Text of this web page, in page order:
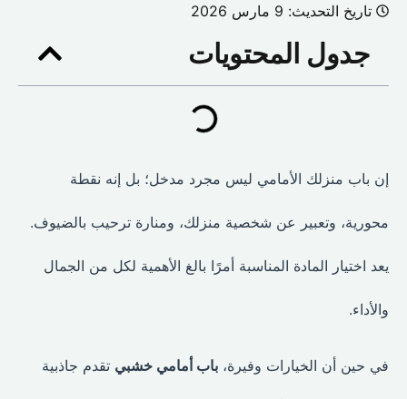
تاريخ التحديث: 9 مارس 2026
جدول المحتويات
إن باب منزلك الأمامي ليس مجرد مدخل؛ بل إنه نقطة
محورية، وتعبير عن شخصية منزلك، ومنارة ترحيب بالضيوف.
يعد اختيار المادة المناسبة أمرًا بالغ الأهمية لكل من الجمال
والأداء.
في حين أن الخيارات وفيرة،باب أمامي خشبيتقدم جاذبية